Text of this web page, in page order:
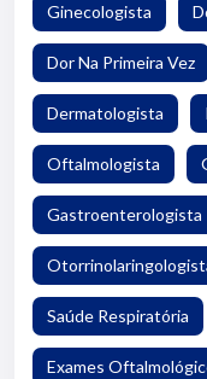
Ginecologista
Dor Na Primeira Vez
Dermatologista
Oftalmologista
Gastroenterologista
Saúde Respiratória
Exames